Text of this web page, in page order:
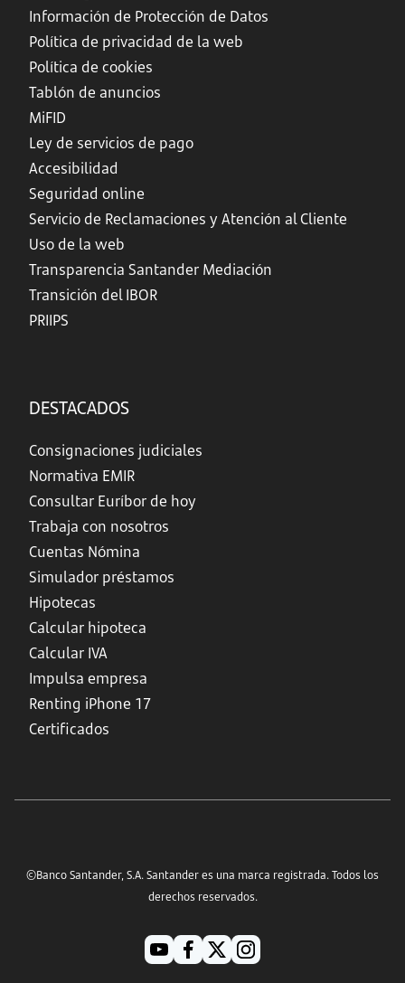
Información de Protección de Datos
Política de privacidad de la web
Política de cookies
Tablón de anuncios
MiFID
Ley de servicios de pago
Accesibilidad
Seguridad online
Servicio de Reclamaciones y Atención al Cliente
Uso de la web
Transparencia Santander Mediación
Transición del IBOR
PRIIPS
DESTACADOS
Consignaciones judiciales
Normativa EMIR
Consultar Euríbor de hoy
Trabaja con nosotros
Cuentas Nómina
Simulador préstamos
Hipotecas
Calcular hipoteca
Calcular IVA
Impulsa empresa
Renting iPhone 17
Certificados
©Banco Santander, S.A. Santander es una marca registrada. Todos los
derechos reservados.